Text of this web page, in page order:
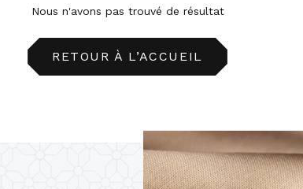
Nous n'avons pas trouvé de résultat
RETOUR À L’ACCUEIL